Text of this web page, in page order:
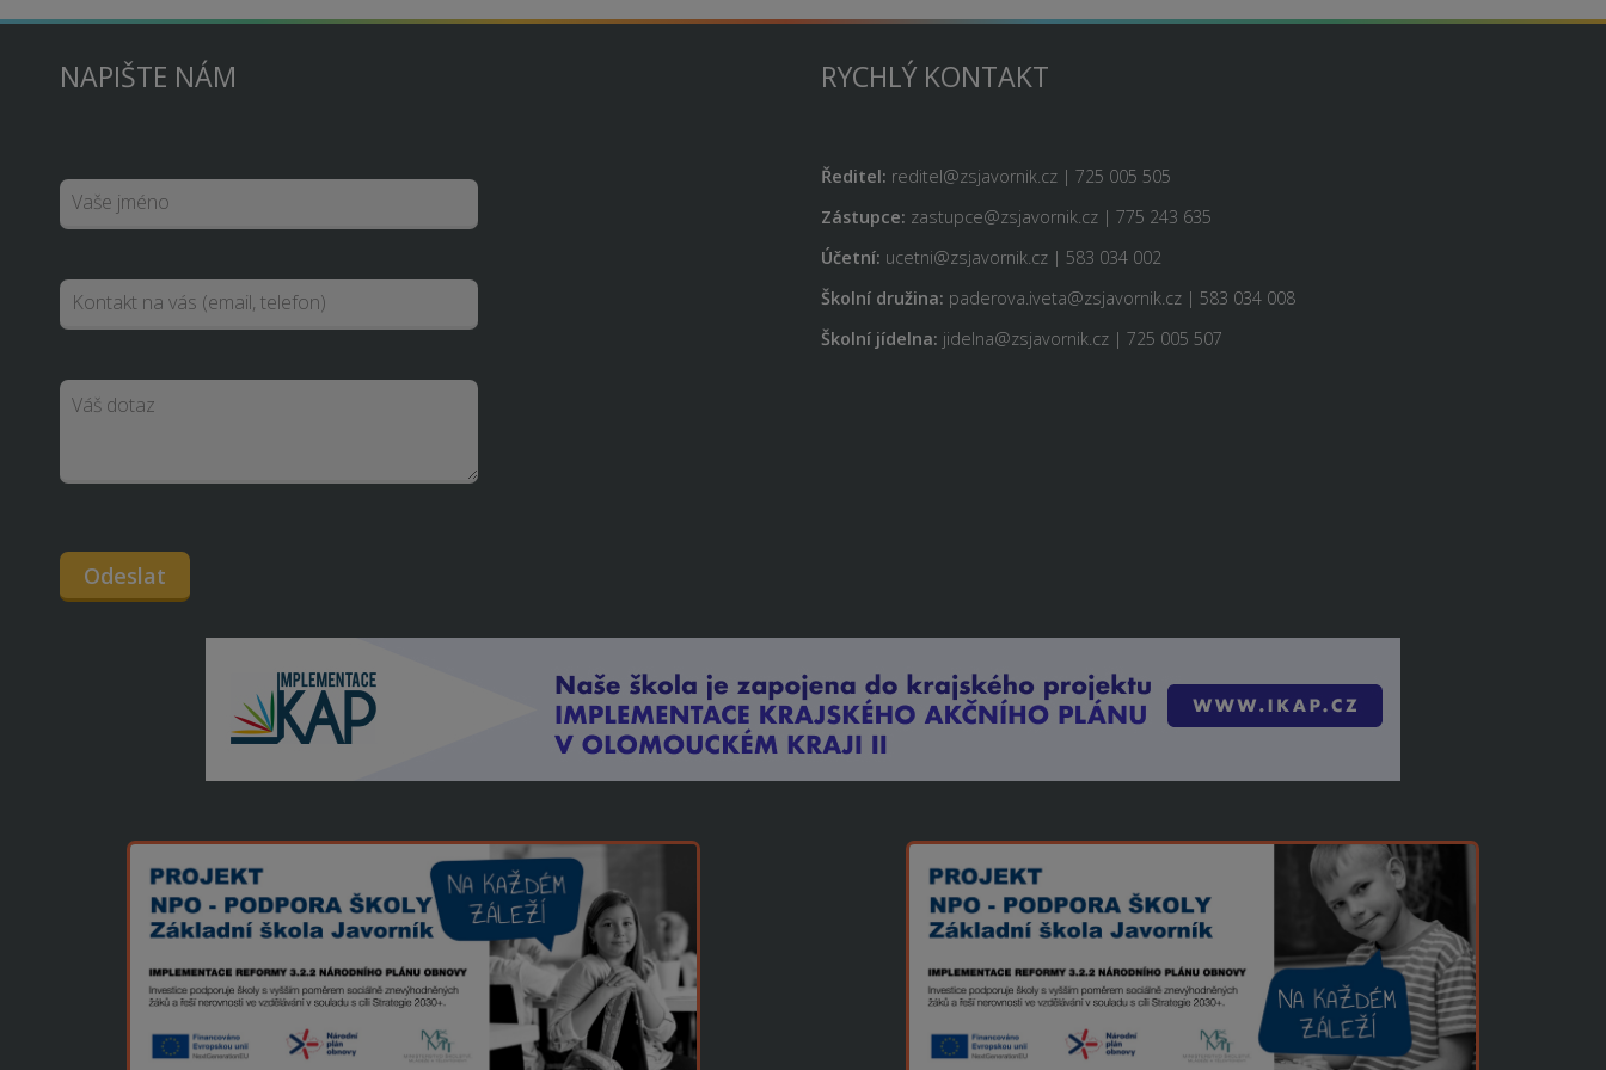
NAPIŠTE NÁM
Odeslat
RYCHLÝ KONTAKT
Ředitel: reditel@zsjavornik.cz | 725 005 505
Zástupce: zastupce@zsjavornik.cz | 775 243 635
Účetní: ucetni@zsjavornik.cz | 583 034 002
Školní družina: paderova.iveta@zsjavornik.cz | 583 034 008
Školní jídelna: jidelna@zsjavornik.cz | 725 005 507